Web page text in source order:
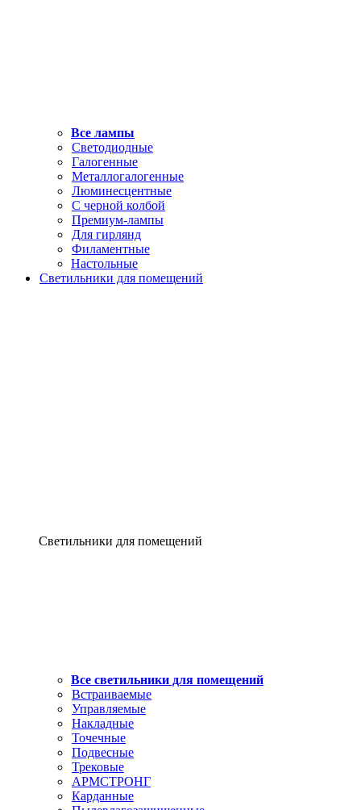
Все лампы
Светодиодные
Галогенные
Металлогалогенные
Люминесцентные
С черной колбой
Премиум-лампы
Для гирлянд
Филаментные
Настольные
Светильники для помещений
Светильники для помещений
Все светильники для помещений
Встраиваемые
Управляемые
Накладные
Точечные
Подвесные
Трековые
АРМСТРОНГ
Карданные